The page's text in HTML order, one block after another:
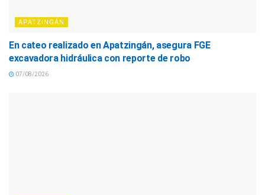
APATZINGÁN
En cateo realizado en Apatzingán, asegura FGE
excavadora hidráulica con reporte de robo
07/08/2026